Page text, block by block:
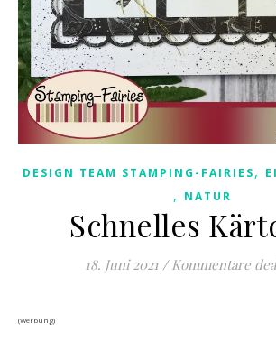
DESIGN TEAM STAMPING-FAIRIES,
, NATUR
Schnelles
18. Juni 2021 / Kommentare
(Werbung)